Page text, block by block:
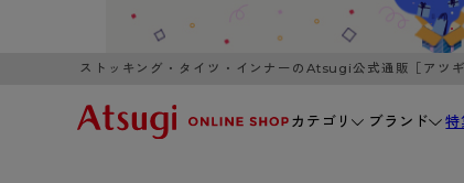
ストッキング・タイツ・インナーのAtsugi公式通販［アツ
カテゴリ ブランド 特